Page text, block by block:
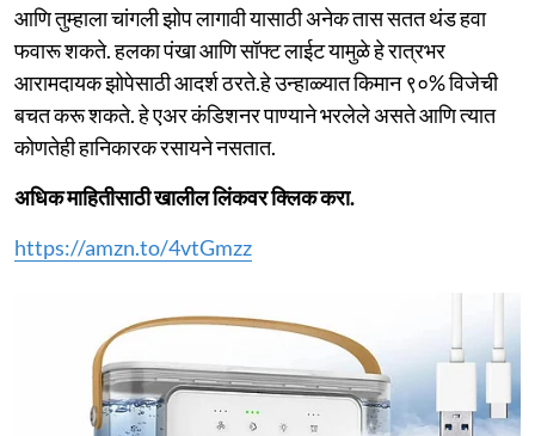
आणि तुम्हाला चांगली झोप लागावी यासाठी अनेक तास सतत थंड हवा
फवारू शकते. हलका पंखा आणि सॉफ्ट लाईट यामुळे हे रात्रभर
आरामदायक झोपेसाठी आदर्श ठरते.हे उन्हाळ्यात किमान ९०% विजेची
बचत करू शकते. हे एअर कंडिशनर पाण्याने भरलेले असते आणि त्यात
कोणतेही हानिकारक रसायने नसतात.
अधिक माहितीसाठी खालील लिंकवर क्लिक करा.
https://amzn.to/4vtGmzz